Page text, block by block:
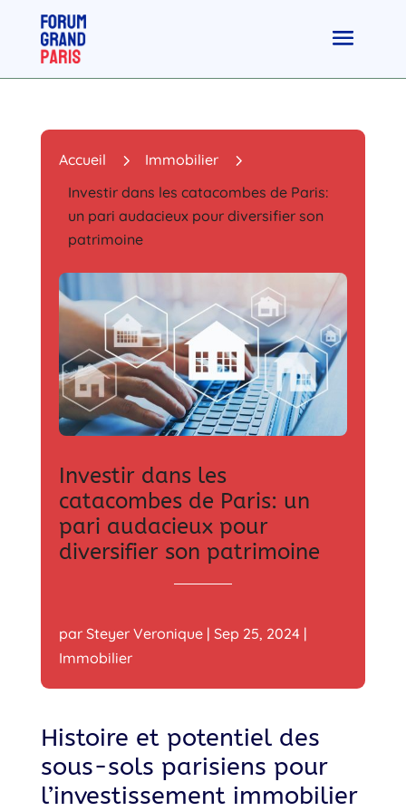
Accueil 5 Immobilier 5
Investir dans les catacombes de Paris:
un pari audacieux pour diversifier son
patrimoine
Investir dans les
catacombes de Paris: un
pari audacieux pour
diversifier son patrimoine
par Steyer Veronique| Sep 25, 2024|
Immobilier
Histoire et potentiel des
sous-sols parisiens pour
l’investissement immobilier